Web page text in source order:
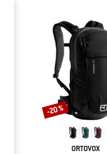
MARQUE
ORTOVOX
Remise
-20 %